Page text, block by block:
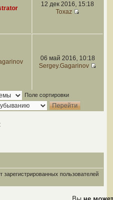
12 дек 2016, 15:18
Toxaz
06 май 2016, 10:18
Sergey.Gagarinov
Поле сортировки
пользователей